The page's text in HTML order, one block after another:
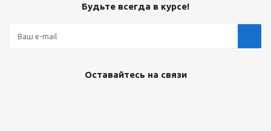
Будьте всегда в курсе!
Оставайтесь на связи